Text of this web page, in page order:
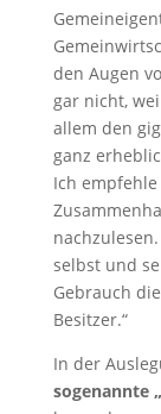
den Augen
gar nicht,
allem den
ganz
Ich
selbst und
Gebrauch
Besitzer.“
In der
sogenannte